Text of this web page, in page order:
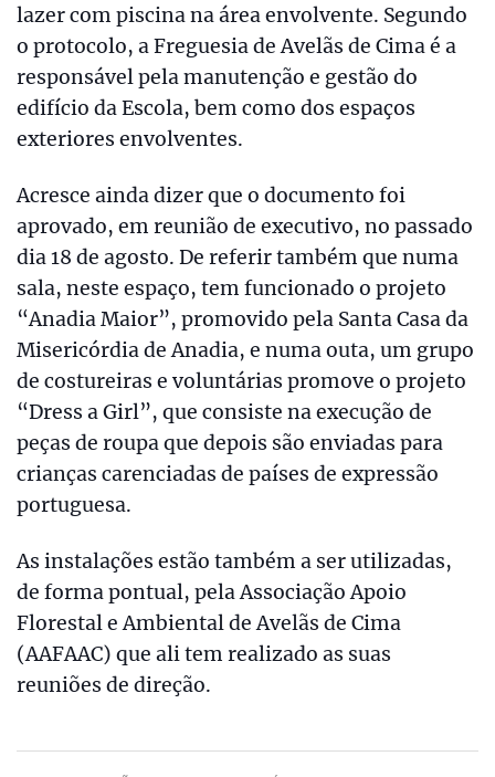
lazer com piscina na área envolvente. Segundo
o protocolo, a Freguesia de Avelãs de Cima é a
responsável pela manutenção e gestão do
edifício da Escola, bem como dos espaços
exteriores envolventes.
Acresce ainda dizer que o documento foi
aprovado, em reunião de executivo, no passado
dia 18 de agosto. De referir também que numa
sala, neste espaço, tem funcionado o projeto
“Anadia Maior”, promovido pela Santa Casa da
Misericórdia de Anadia, e numa outa, um grupo
de costureiras e voluntárias promove o projeto
“Dress a Girl”, que consiste na execução de
peças de roupa que depois são enviadas para
crianças carenciadas de países de expressão
portuguesa.
As instalações estão também a ser utilizadas,
de forma pontual, pela Associação Apoio
Florestal e Ambiental de Avelãs de Cima
(AAFAAC) que ali tem realizado as suas
reuniões de direção.